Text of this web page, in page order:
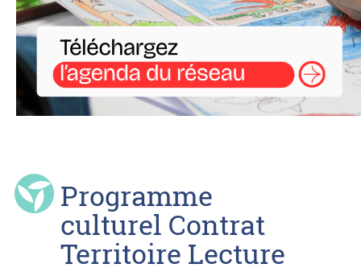
Programme
culturel Contrat
Territoire Lecture